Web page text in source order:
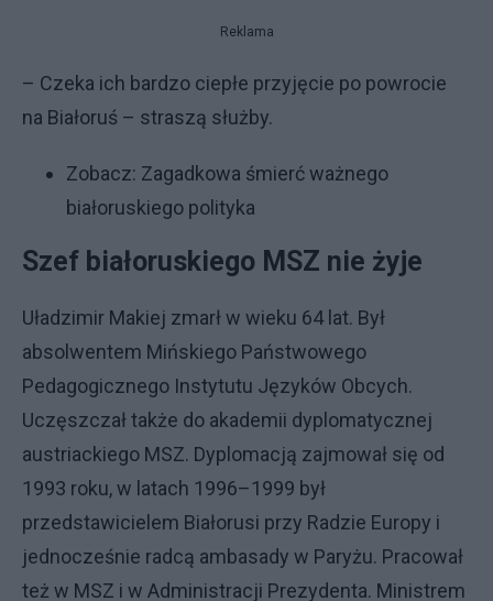
Reklama
– Czeka ich bardzo ciepłe przyjęcie po powrocie
na Białoruś – straszą służby.
Zobacz: Zagadkowa śmierć ważnego
białoruskiego polityka
Szef białoruskiego MSZ nie żyje
Uładzimir Makiej zmarł w wieku 64 lat. Był
absolwentem Mińskiego Państwowego
Pedagogicznego Instytutu Języków Obcych.
Uczęszczał także do akademii dyplomatycznej
austriackiego MSZ. Dyplomacją zajmował się od
1993 roku, w latach 1996–1999 był
przedstawicielem Białorusi przy Radzie Europy i
jednocześnie radcą ambasady w Paryżu. Pracował
też w MSZ i w Administracji Prezydenta. Ministrem